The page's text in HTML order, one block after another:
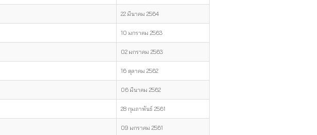
22 มีนาคม 2564
10 มกราคม 2563
02 มกราคม 2563
16 ตุลาคม 2562
06 มีนาคม 2562
28 กุมภาพันธ์ 2561
09 มกราคม 2561